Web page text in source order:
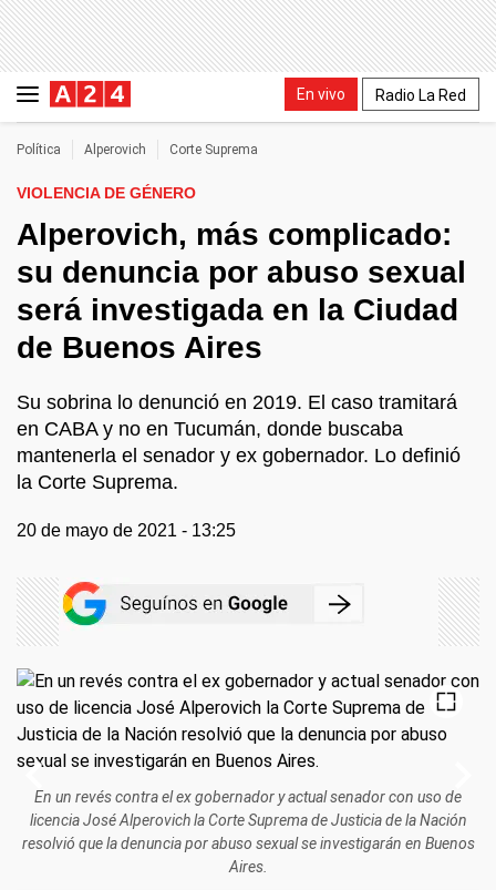
En vivo Radio La Red
Política Alperovich Corte Suprema
VIOLENCIA DE GÉNERO
Alperovich, más complicado:
su denuncia por abuso sexual
será investigada en la Ciudad
de Buenos Aires
Su sobrina lo denunció en 2019. El caso tramitará
en CABA y no en Tucumán, donde buscaba
mantenerla el senador y ex gobernador. Lo definió
la Corte Suprema.
20 de mayo de 2021 - 13:25
En un revés contra el ex gobernador y actual senador con uso de
licencia JoséAlperovichlaCorte Supremade Justicia de la Nación
resolvió que la denuncia porabuso sexualse investigarán en Buenos
Aires.